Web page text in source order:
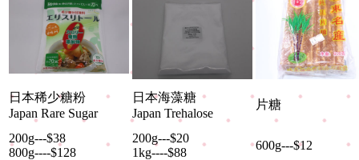
日本稀少糖粉
Japan Rare Sugar
日本海藻糖
Japan Trehalose
片糖
200g---$38
800g----$128
200g---$20
1kg----$88
600g---$12